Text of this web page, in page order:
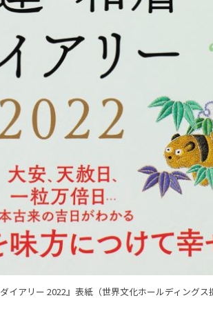
イアリー 2022』表紙（世界文化ホールディングス